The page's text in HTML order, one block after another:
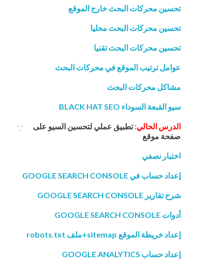
تحسين محركات البحث خارج الموقع
تحسين محركات البحث محليا
تحسين محركات البحث تقنيا
عوامل ترتيب الموقع في محركات البحث
مشاكل محركات البحث
سيو القبعة السوداء BLACK HAT SEO
الدرس الحالي:تطبيق عملي لتحسين السيو على
صفحة موقع
'..'
اختبار نصفي
إعداد حساب في GOOGLE SEARCH CONSOLE
شرح تقارير GOOGLE SEARCH CONSOLE
أدوات GOOGLE SEARCH CONSOLE
إعداد خريطة الموقع sitemap+ملف robots.txt
إعداد حساب GOOGLE ANALYTICS